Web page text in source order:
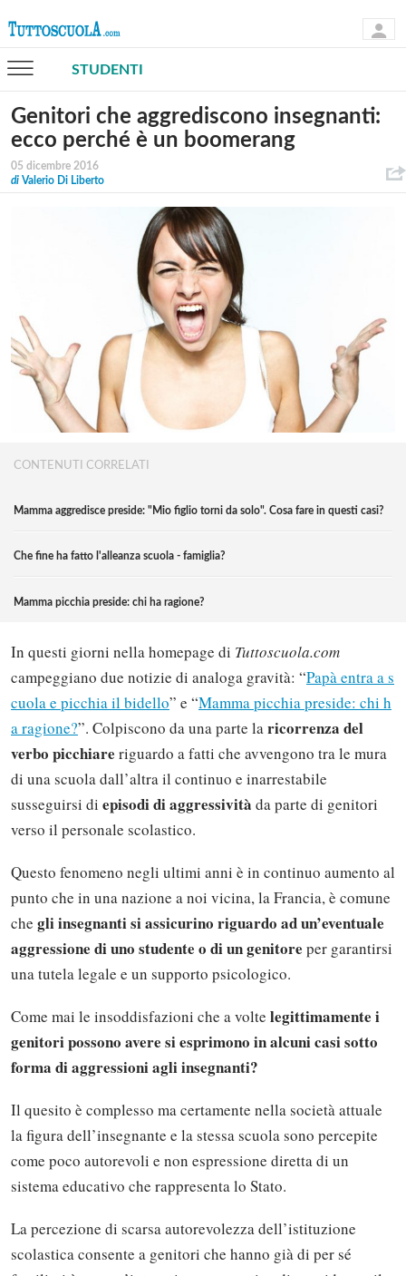
STUDENTI
Genitori che aggrediscono insegnanti:
ecco perché è un boomerang
05 dicembre 2016
di Valerio Di Liberto
CONTENUTI CORRELATI
Mamma aggredisce preside: "Mio figlio torni da solo". Cosa fare in questi casi?
Che fine ha fatto l'alleanza scuola - famiglia?
Mamma picchia preside: chi ha ragione?
In questi giorni nella homepage di Tuttoscuola.com
campeggiano due notizie di analoga gravità: “Papà entra a s
cuola e picchia il bidello” e “Mamma picchia preside: chi h
a ragione?”. Colpiscono da una parte laricorrenza del
verbo picchiare riguardo a fatti che avvengono tra le mura
di una scuola dall’altra il continuo e inarrestabile
susseguirsi di episodi di aggressività da parte di genitori
verso il personale scolastico.
Questo fenomeno negli ultimi anni è in continuo aumento al
punto che in una nazione a noi vicina, la Francia, è comune
che gli insegnanti si assicurino riguardo ad un’eventuale
aggressione di uno studente o di un genitore per garantirsi
una tutela legale e un supporto psicologico.
Come mai le insoddisfazioni che a volte legittimamente i
genitori possono avere si esprimono in alcuni casi sotto
forma di aggressioni agli insegnanti?
Il quesito è complesso ma certamente nella società attuale
la figura dell’insegnante e la stessa scuola sono percepite
come poco autorevoli e non espressione diretta di un
sistema educativo che rappresenta lo Stato.
La percezione di scarsa autorevolezza dell’istituzione
scolastica consente a genitori che hanno già di per sé